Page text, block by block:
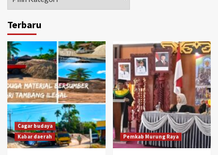
Terbaru
Cagar budaya
Kabar daerah
Pemkab Murung Raya